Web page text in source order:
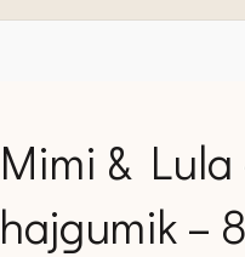
Mimi &
hajgumik –